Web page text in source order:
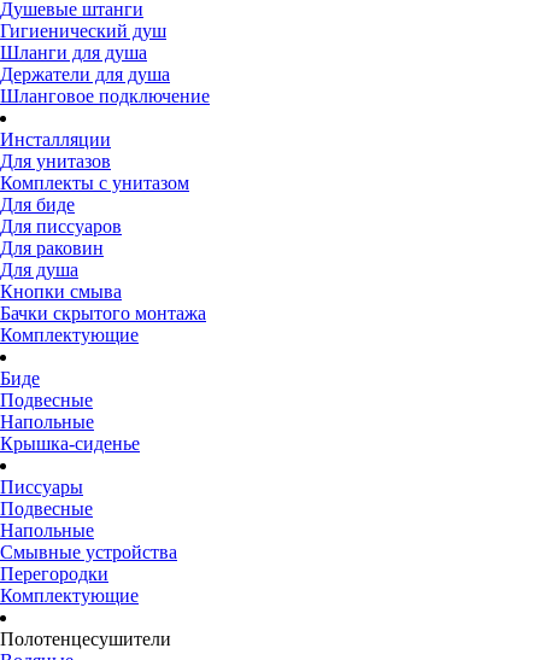
Душевые штанги
Гигиенический душ
Шланги для душа
Держатели для душа
Шланговое подключение
Инсталляции
Для унитазов
Комплекты с унитазом
Для биде
Для писсуаров
Для раковин
Для душа
Кнопки смыва
Бачки скрытого монтажа
Комплектующие
Биде
Подвесные
Напольные
Крышка-сиденье
Писсуары
Подвесные
Напольные
Смывные устройства
Перегородки
Комплектующие
Полотенцесушители